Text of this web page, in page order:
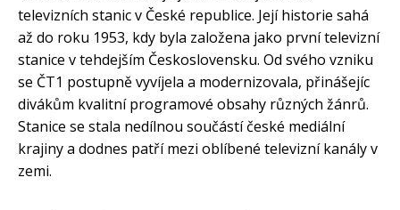
televizních stanic v České republice. Její historie sahá
až do roku 1953, kdy byla založena jako první televizní
stanice v tehdejším Československu. Od svého vzniku
se ČT1 postupně vyvíjela a modernizovala, přinášejíc
divákům kvalitní programové obsahy různých žánrů.
Stanice se stala nedílnou součástí české mediální
krajiny a dodnes patří mezi oblíbené televizní kanály v
zemi.